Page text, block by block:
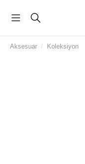
Aksesuar / Koleksiyon